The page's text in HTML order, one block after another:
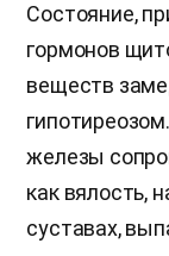
Состояние,
гормонов
веществ
железы
как вялость,
суставах,